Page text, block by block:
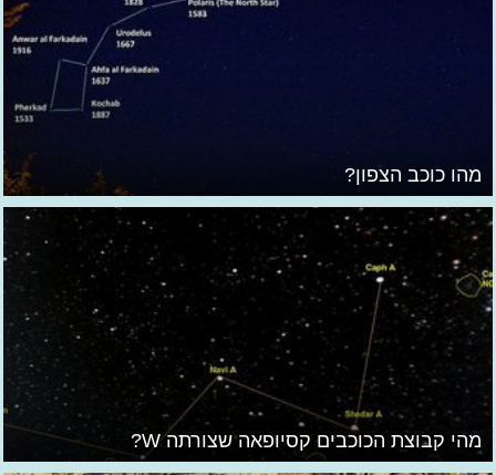
מהו כוכב הצפון?
מהי קבוצת הכוכבים קסיופאה שצורתה W?